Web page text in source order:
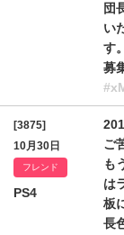
団
い
す
募
[3875]
10月30日
フレンド
PS4
ご
も
は
板
長